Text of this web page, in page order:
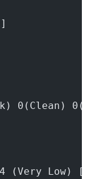
0(Clean)
(Very Low)